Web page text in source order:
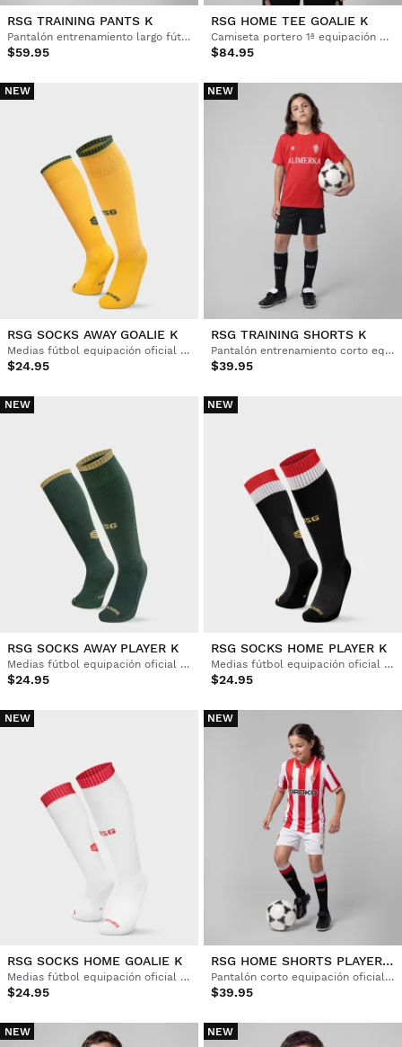
RSG TRAINING PANTS K
Pantalón entrenamiento largo fútbol Niño
$59.95
RSG HOME TEE GOALIE K
Camiseta portero 1ª equipación oficial del Real Sporting de Gijón Niño
$84.95
NEW
RSG SOCKS AWAY GOALIE K
Medias fútbol equipación oficial del Real Sporting de Gijón Niño
$24.95
NEW
RSG TRAINING SHORTS K
Pantalón entrenamiento corto equipación oficial del Real Sporting de Gijón Niño
$39.95
NEW
RSG SOCKS AWAY PLAYER K
Medias fútbol equipación oficial del Real Sporting de Gijón Niño
$24.95
NEW
RSG SOCKS HOME PLAYER K
Medias fútbol equipación oficial del Real Sporting de Gijón Niño
$24.95
NEW
RSG SOCKS HOME GOALIE K
Medias fútbol equipación oficial del Real Sporting de Gijón Niño
$24.95
NEW
RSG HOME SHORTS PLAYER K
Pantalón corto equipación oficial del Real Sporting de Gijón Niño
$39.95
NEW NEW